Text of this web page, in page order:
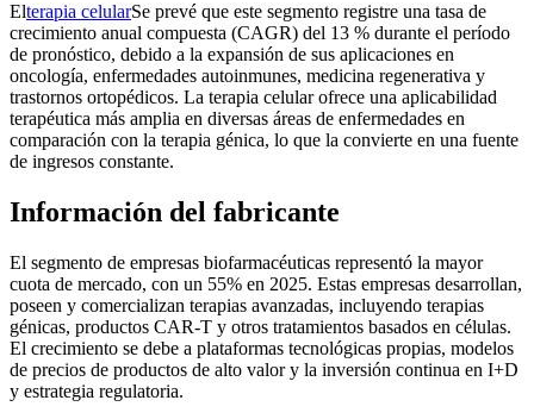
Elterapia celularSe prevé que este segmento registre una tasa de
crecimiento anual compuesta (CAGR) del 13 % durante el período
de pronóstico, debido a la expansión de sus aplicaciones en
oncología, enfermedades autoinmunes, medicina regenerativa y
trastornos ortopédicos. La terapia celular ofrece una aplicabilidad
terapéutica más amplia en diversas áreas de enfermedades en
comparación con la terapia génica, lo que la convierte en una fuente
de ingresos constante.
Información del fabricante
El segmento de empresas biofarmacéuticas representó la mayor
cuota de mercado, con un 55% en 2025. Estas empresas desarrollan,
poseen y comercializan terapias avanzadas, incluyendo terapias
génicas, productos CAR-T y otros tratamientos basados ​​en células.
El crecimiento se debe a plataformas tecnológicas propias, modelos
de precios de productos de alto valor y la inversión continua en I+D
y estrategia regulatoria.